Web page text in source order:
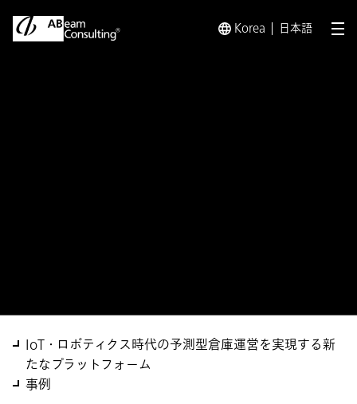
Korea 日本語 メ
IoT・ロボティクス時代の予測型倉庫運営を実現する新
たなプラットフォーム
事例